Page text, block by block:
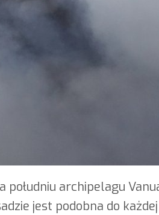
południu archipelagu
jest podobna do